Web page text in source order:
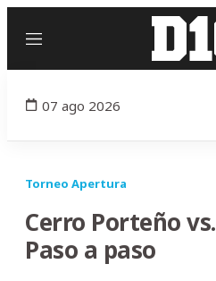
Menú
07 ago 2026
Torneo Apertura
Cerro Porteño
Paso a paso